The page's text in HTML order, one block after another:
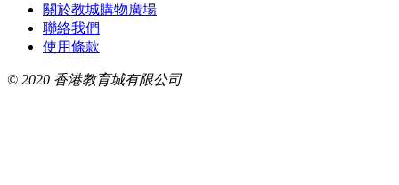
關於教城購物廣場
聯絡我們
使用條款
© 2020 香港教育城有限公司